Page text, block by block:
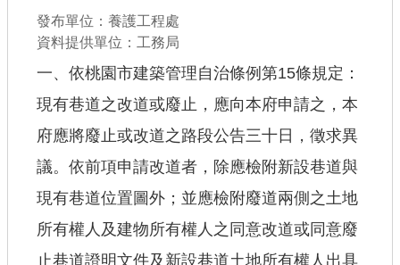
路燈
回首頁
網站導覽
市政信箱
常見問答
發布單位：養護工程處
資料提供單位：工務局
一、依桃園市建築管理自治條例第15條規定：
現有巷道之改道或廢止，應向本府申請之，本
府應將廢止或改道之路段公告三十日，徵求異
議。依前項申請改道者，除應檢附新設巷道與
現有巷道位置圖外；並應檢附廢道兩側之土地
所有權人及建物所有權人之同意改道或同意廢
止巷道證明文件及新設巷道土地所有權人出具